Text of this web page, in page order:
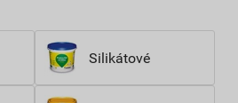
Silikátové